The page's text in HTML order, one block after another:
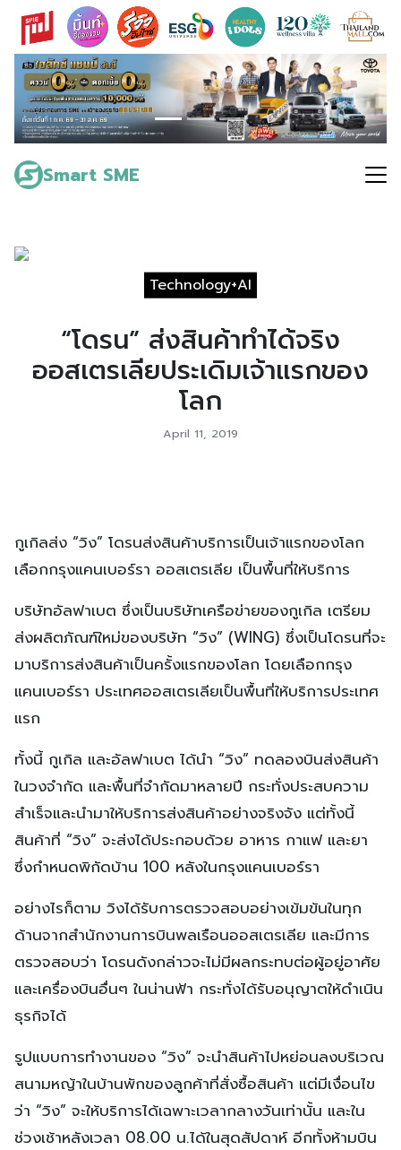
Skip
content
Smart SME
Search
for:
Technology+AI
“โดรน” ส่งสินค้าทำได้จริง
ออสเตรเลียประเดิมเจ้าแรกของ
โลก
April 11, 2019
กูเกิลส่ง “วิง” โดรนส่งสินค้าบริการเป็นเจ้าแรกของโลก
เลือกกรุงแคนเบอร์รา ออสเตรเลีย เป็นพื้นที่ให้บริการ
บริษัทอัลฟาเบต ซึ่งเป็นบริษัทเครือข่ายของกูเกิล เตรียม
ส่งผลิตภัณฑ์ใหม่ของบริษัท “วิง” (WING) ซึ่งเป็นโดรนที่จะ
มาบริการส่งสินค้าเป็นครั้งแรกของโลก โดยเลือกกรุง
แคนเบอร์รา ประเทศออสเตรเลียเป็นพื้นที่ให้บริการประเทศ
แรก
ทั้งนี้ กูเกิล และอัลฟาเบต ได้นำ “วิง” ทดลองบินส่งสินค้า
ในวงจำกัด และพื้นที่จำกัดมาหลายปี กระทั่งประสบความ
สำเร็จและนำมาให้บริการส่งสินค้าอย่างจริงจัง แต่ทั้งนี้
สินค้าที่ “วิง” จะส่งได้ประกอบด้วย อาหาร กาแฟ และยา
ซึ่งกำหนดพิกัดบ้าน 100 หลังในกรุงแคนเบอร์รา
อย่างไรก็ตาม วิงได้รับการตรวจสอบอย่างเข้มข้นในทุก
ด้านจากสำนักงานการบินพลเรือนออสเตรเลีย และมีการ
ตรวจสอบว่า โดรนดังกล่าวจะไม่มีผลกระทบต่อผู้อยู่อาศัย
และเครื่องบินอื่นๆ ในน่านฟ้า กระทั่งได้รับอนุญาตให้ดำเนิน
ธุรกิจได้
รูปแบบการทำงานของ “วิง” จะนำสินค้าไปหย่อนลงบริเวณ
สนามหญ้าในบ้านพักของลูกค้าที่สั่งซื้อสินค้า แต่มีเงื่อนไข
ว่า “วิง” จะให้บริการได้เฉพาะเวลากลางวันเท่านั้น และใน
ช่วงเช้าหลังเวลา 08.00 น.ได้ในสุดสัปดาห์ อีกทั้งห้ามบิน